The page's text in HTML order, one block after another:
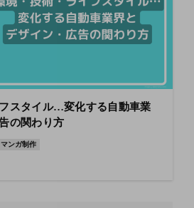
スタイル…変化する自動車業
の関わり方
マンガ制作